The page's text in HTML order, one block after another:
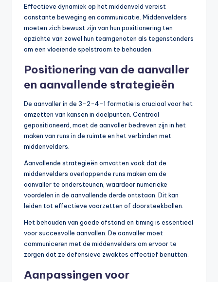
Effectieve dynamiek op het middenveld vereist
constante beweging en communicatie. Middenvelders
moeten zich bewust zijn van hun positionering ten
opzichte van zowel hun teamgenoten als tegenstanders
om een vloeiende spelstroom te behouden.
Positionering van de aanvaller
en aanvallende strategieën
De aanvaller in de 3-2-4-1 formatie is cruciaal voor het
omzetten van kansen in doelpunten. Centraal
gepositioneerd, moet de aanvaller bedreven zijn in het
maken van runs in de ruimte en het verbinden met
middenvelders.
Aanvallende strategieën omvatten vaak dat de
middenvelders overlappende runs maken om de
aanvaller te ondersteunen, waardoor numerieke
voordelen in de aanvallende derde ontstaan. Dit kan
leiden tot effectieve voorzetten of doorsteekballen.
Het behouden van goede afstand en timing is essentieel
voor succesvolle aanvallen. De aanvaller moet
communiceren met de middenvelders om ervoor te
zorgen dat ze defensieve zwaktes effectief benutten.
Aanpassingen voor